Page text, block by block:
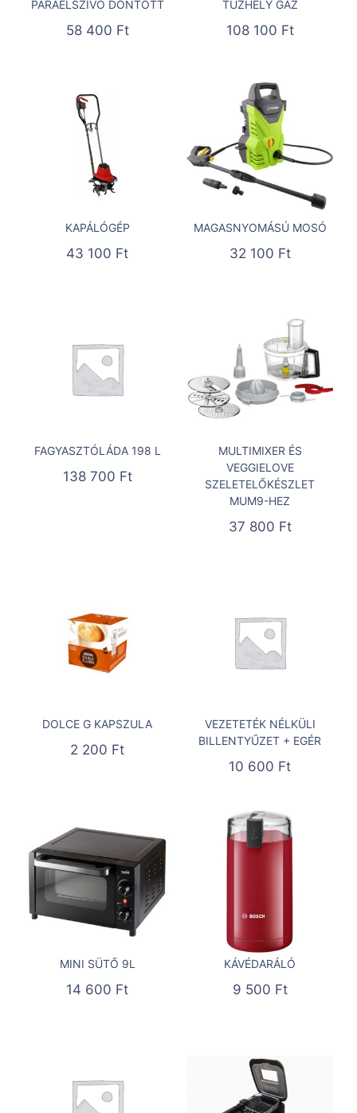
PÁRAELSZÍVÓ DÖNTÖTT
58 400 Ft
TŰZHELY GÁZ
108 100 Ft
KAPÁLÓGÉP
43 100 Ft
MAGASNYOMÁSÚ MOSÓ
32 100 Ft
FAGYASZTÓLÁDA 198 L
138 700 Ft
MULTIMIXER ÉS
VEGGIELOVE
SZELETELŐKÉSZLET
MUM9-HEZ
37 800 Ft
DOLCE G KAPSZULA
2 200 Ft
VEZETETÉK NÉLKÜLI
BILLENTYŰZET + EGÉR
10 600 Ft
MINI SÜTŐ 9L
14 600 Ft
KÁVÉDARÁLÓ
9 500 Ft